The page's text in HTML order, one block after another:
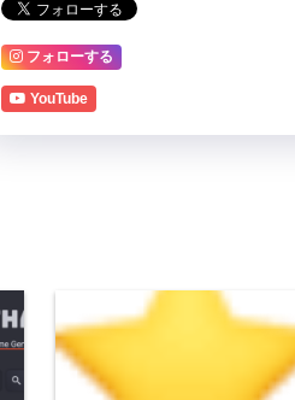
フォローする
YouTube